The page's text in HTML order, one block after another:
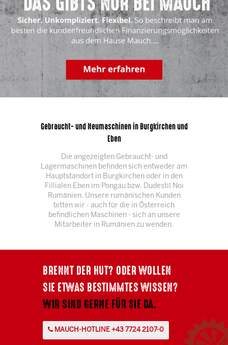
Gebraucht- und Neumaschinen in Burgkirchen und
Eben
Die angezeigten Gebraucht- und
Lagermaschinen befinden sich entweder am
Hauptstandort in Burgkirchen oder in den
Fillialen Eben im Pongau bzw. Dudestil Noi
Rumänien. Unsere rumänischen Kunden
bitten wir - auch für die in Österreich
befindlichen Maschinen - sich an unsere
Mitarbeiter in Rumänien zu wenden.
BRENNT DER HUT? ODER WOLLEN
SIE ETWAS BESTIMMTES WISSEN?
WIR SIND GERNE FÜR SIE DA.
MAUCH-HOTLINE +43 7724 2107-0